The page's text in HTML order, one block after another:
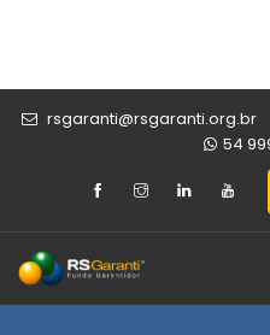
rsgaranti@rsgaranti.org.br
54